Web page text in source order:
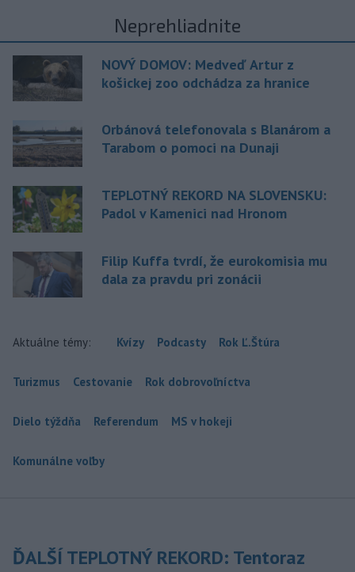
Neprehliadnite
NOVÝ DOMOV: Medveď Artur z
košickej zoo odchádza za hranice
Orbánová telefonovala s Blanárom a
Tarabom o pomoci na Dunaji
TEPLOTNÝ REKORD NA SLOVENSKU:
Padol v Kamenici nad Hronom
Filip Kuffa tvrdí, že eurokomisia mu
dala za pravdu pri zonácii
Aktuálne témy: Kvízy Podcasty Rok Ľ.Štúra
Turizmus Cestovanie Rok dobrovoľníctva
Dielo týždňa Referendum MS v hokeji
Komunálne voľby
ĎALŠÍ TEPLOTNÝ REKORD: Tentoraz